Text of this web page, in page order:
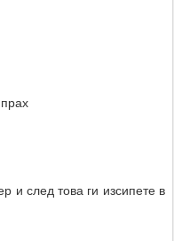
и след това ги изсипете в